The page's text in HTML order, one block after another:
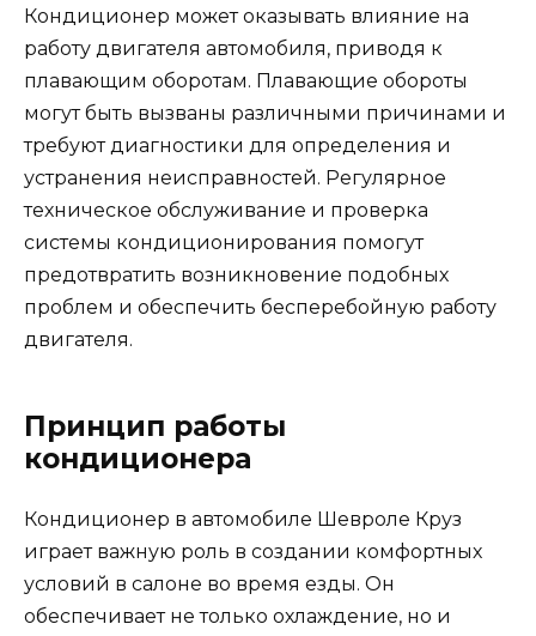
Кондиционер может оказывать влияние на
работу двигателя автомобиля, приводя к
плавающим оборотам. Плавающие обороты
могут быть вызваны различными причинами и
требуют диагностики для определения и
устранения неисправностей. Регулярное
техническое обслуживание и проверка
системы кондиционирования помогут
предотвратить возникновение подобных
проблем и обеспечить бесперебойную работу
двигателя.
Принцип работы
кондиционера
Кондиционер в автомобиле Шевроле Круз
играет важную роль в создании комфортных
условий в салоне во время езды. Он
обеспечивает не только охлаждение, но и